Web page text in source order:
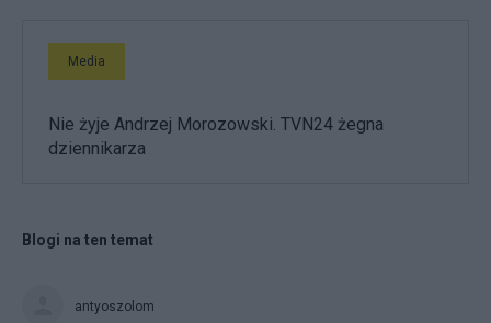
Media
Nie żyje Andrzej Morozowski. TVN24 żegna
dziennikarza
Blogi na ten temat
antyoszolom